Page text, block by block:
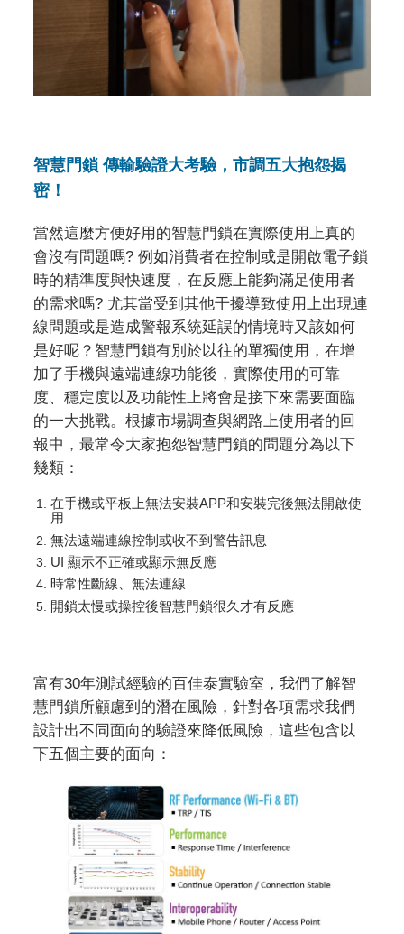
智慧門鎖 傳輸驗證大考驗，市調五大抱怨揭
密！
當然這麼方便好用的智慧門鎖在實際使用上真的
會沒有問題嗎? 例如消費者在控制或是開啟電子鎖
時的精準度與快速度，在反應上能夠滿足使用者
的需求嗎? 尤其當受到其他干擾導致使用上出現連
線問題或是造成警報系統延誤的情境時又該如何
是好呢？智慧門鎖有別於以往的單獨使用，在增
加了手機與遠端連線功能後，實際使用的可靠
度、穩定度以及功能性上將會是接下來需要面臨
的一大挑戰。根據市場調查與網路上使用者的回
報中，最常令大家抱怨智慧門鎖的問題分為以下
幾類：
在手機或平板上無法安裝APP和安裝完後無法開啟使
用
無法遠端連線控制或收不到警告訊息
UI 顯示不正確或顯示無反應
時常性斷線、無法連線
開鎖太慢或操控後智慧門鎖很久才有反應
富有30年測試經驗的百佳泰實驗室，我們了解智
慧門鎖所顧慮到的潛在風險，針對各項需求我們
設計出不同面向的驗證來降低風險，這些包含以
下五個主要的面向：